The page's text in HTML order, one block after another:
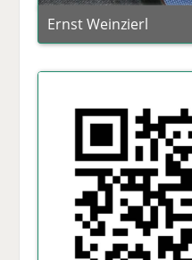
Ernst Weinzierl